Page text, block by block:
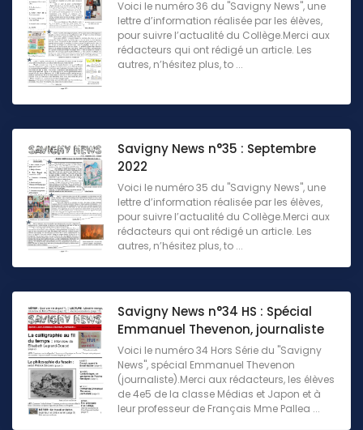
Voici le numéro 36 du "Savigny News", une
lettre d’information réalisée par les élèves,
pour suivre l’actualité du Collège.Merci aux
rédacteurs qui ont rédigé un article. Les
autres, n’hésitez plus, to ...
Savigny News n°35 : Septembre
2022
Voici le numéro 35 du "Savigny News", une
lettre d’information réalisée par les élèves,
pour suivre l’actualité du Collège.Merci aux
rédacteurs qui ont rédigé un article. Les
autres, n’hésitez plus, to ...
Savigny News n°34 HS : Spécial
Emmanuel Thevenon, journaliste
Voici le numéro 34 Hors Série du "Savigny
News", spécial Emmanuel Thevenon
(journaliste).Merci aux rédacteurs, les élèves
de 4e5 de la classe Médias et Japon et à
leur professeur de Français Mme Pallea ...